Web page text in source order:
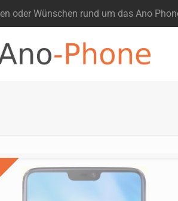
oder Wünschen rund um das Ano